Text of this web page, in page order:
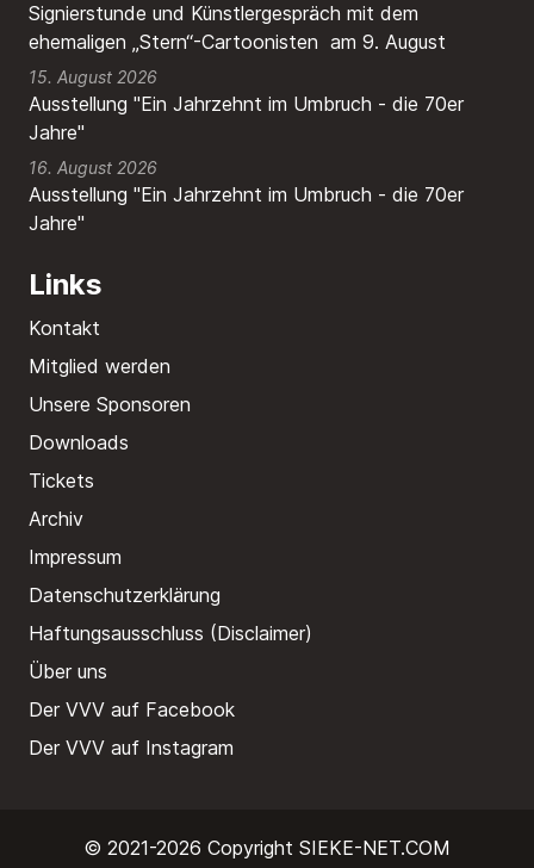
Signierstunde und Künstlergespräch mit dem
ehemaligen „Stern“-Cartoonisten am 9. August
15. August 2026
Ausstellung "Ein Jahrzehnt im Umbruch - die 70er
Jahre"
16. August 2026
Ausstellung "Ein Jahrzehnt im Umbruch - die 70er
Jahre"
Links
Kontakt
Mitglied werden
Unsere Sponsoren
Downloads
Tickets
Archiv
Impressum
Datenschutzerklärung
Haftungsausschluss (Disclaimer)
Über uns
Der VVV auf Facebook
Der VVV auf Instagram
© 2021-2026 Copyright SIEKE-NET.COM